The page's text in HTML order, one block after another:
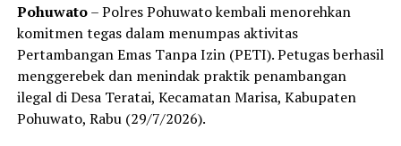
Pohuwato– Polres Pohuwato kembali menorehkan
komitmen tegas dalam menumpas aktivitas
Pertambangan Emas Tanpa Izin (PETI). Petugas berhasil
menggerebek dan menindak praktik penambangan
ilegal di Desa Teratai, Kecamatan Marisa, Kabupaten
Pohuwato, Rabu (29/7/2026).